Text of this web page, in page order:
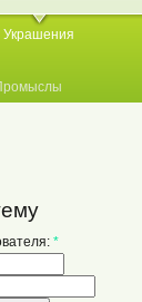
Украшения
*